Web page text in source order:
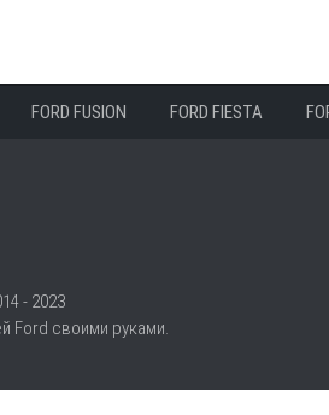
FORD FUSION FORD FIESTA
- 2023
Ford своими руками.